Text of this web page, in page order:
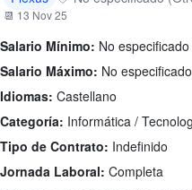
📆 13 Nov 25
Salario Mínimo: No especificado
Salario Máximo: No especificado
Idiomas: Castellano
Categoría: Informática /
Tipo de Contrato: Indefinido
Jornada Laboral: Completa